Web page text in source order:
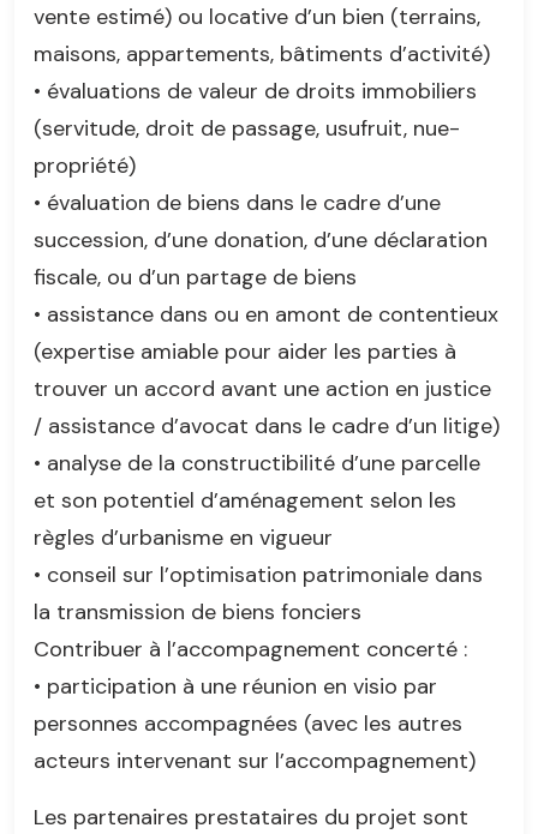
vente estimé) ou locative d’un bien (terrains,
maisons, appartements, bâtiments d’activité)
• évaluations de valeur de droits immobiliers
(servitude, droit de passage, usufruit, nue-
propriété)
• évaluation de biens dans le cadre d’une
succession, d’une donation, d’une déclaration
fiscale, ou d’un partage de biens
• assistance dans ou en amont de contentieux
(expertise amiable pour aider les parties à
trouver un accord avant une action en justice
/ assistance d’avocat dans le cadre d’un litige)
• analyse de la constructibilité d’une parcelle
et son potentiel d’aménagement selon les
règles d’urbanisme en vigueur
• conseil sur l’optimisation patrimoniale dans
la transmission de biens fonciers
Contribuer à l’accompagnement concerté :
• participation à une réunion en visio par
personnes accompagnées (avec les autres
acteurs intervenant sur l’accompagnement)
Les partenaires prestataires du projet sont